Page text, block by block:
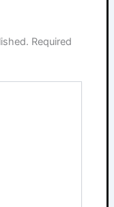
Required